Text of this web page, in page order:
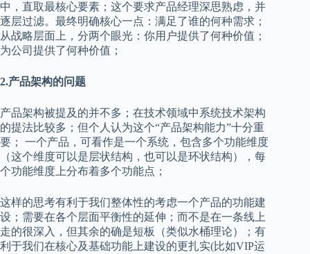
中，直取最核心要素；这个要求产品经理深思熟虑，并
逐层过滤。最终明确核心一点：满足了谁的何种需求；
从战略层面上，分两个眼光：你用户提供了何种价值；
为公司提供了何种价值；
2.产品架构的问题
产品架构被提及的并不多；在技术领域中系统技术架构
的提法比较多；但个人认为这个“产品架构能力”十分重
要； 一个产品，可看作是一个系统，包含多个功能维度
（这个维度可以是层状结构，也可以是环状结构），每
个功能维度上分布着多个功能点；
这样的思考有利于我们整体性的考虑一个产品的功能建
设；需要在各个层面平衡性的延伸；而不是在一条线上
走的很深入，但其余的确是短板（类似水桶理论）；有
利于我们在核心及基础功能上建设的更扎实(比如VIP运